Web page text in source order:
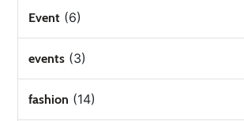
Event (6)
events (3)
fashion (14)